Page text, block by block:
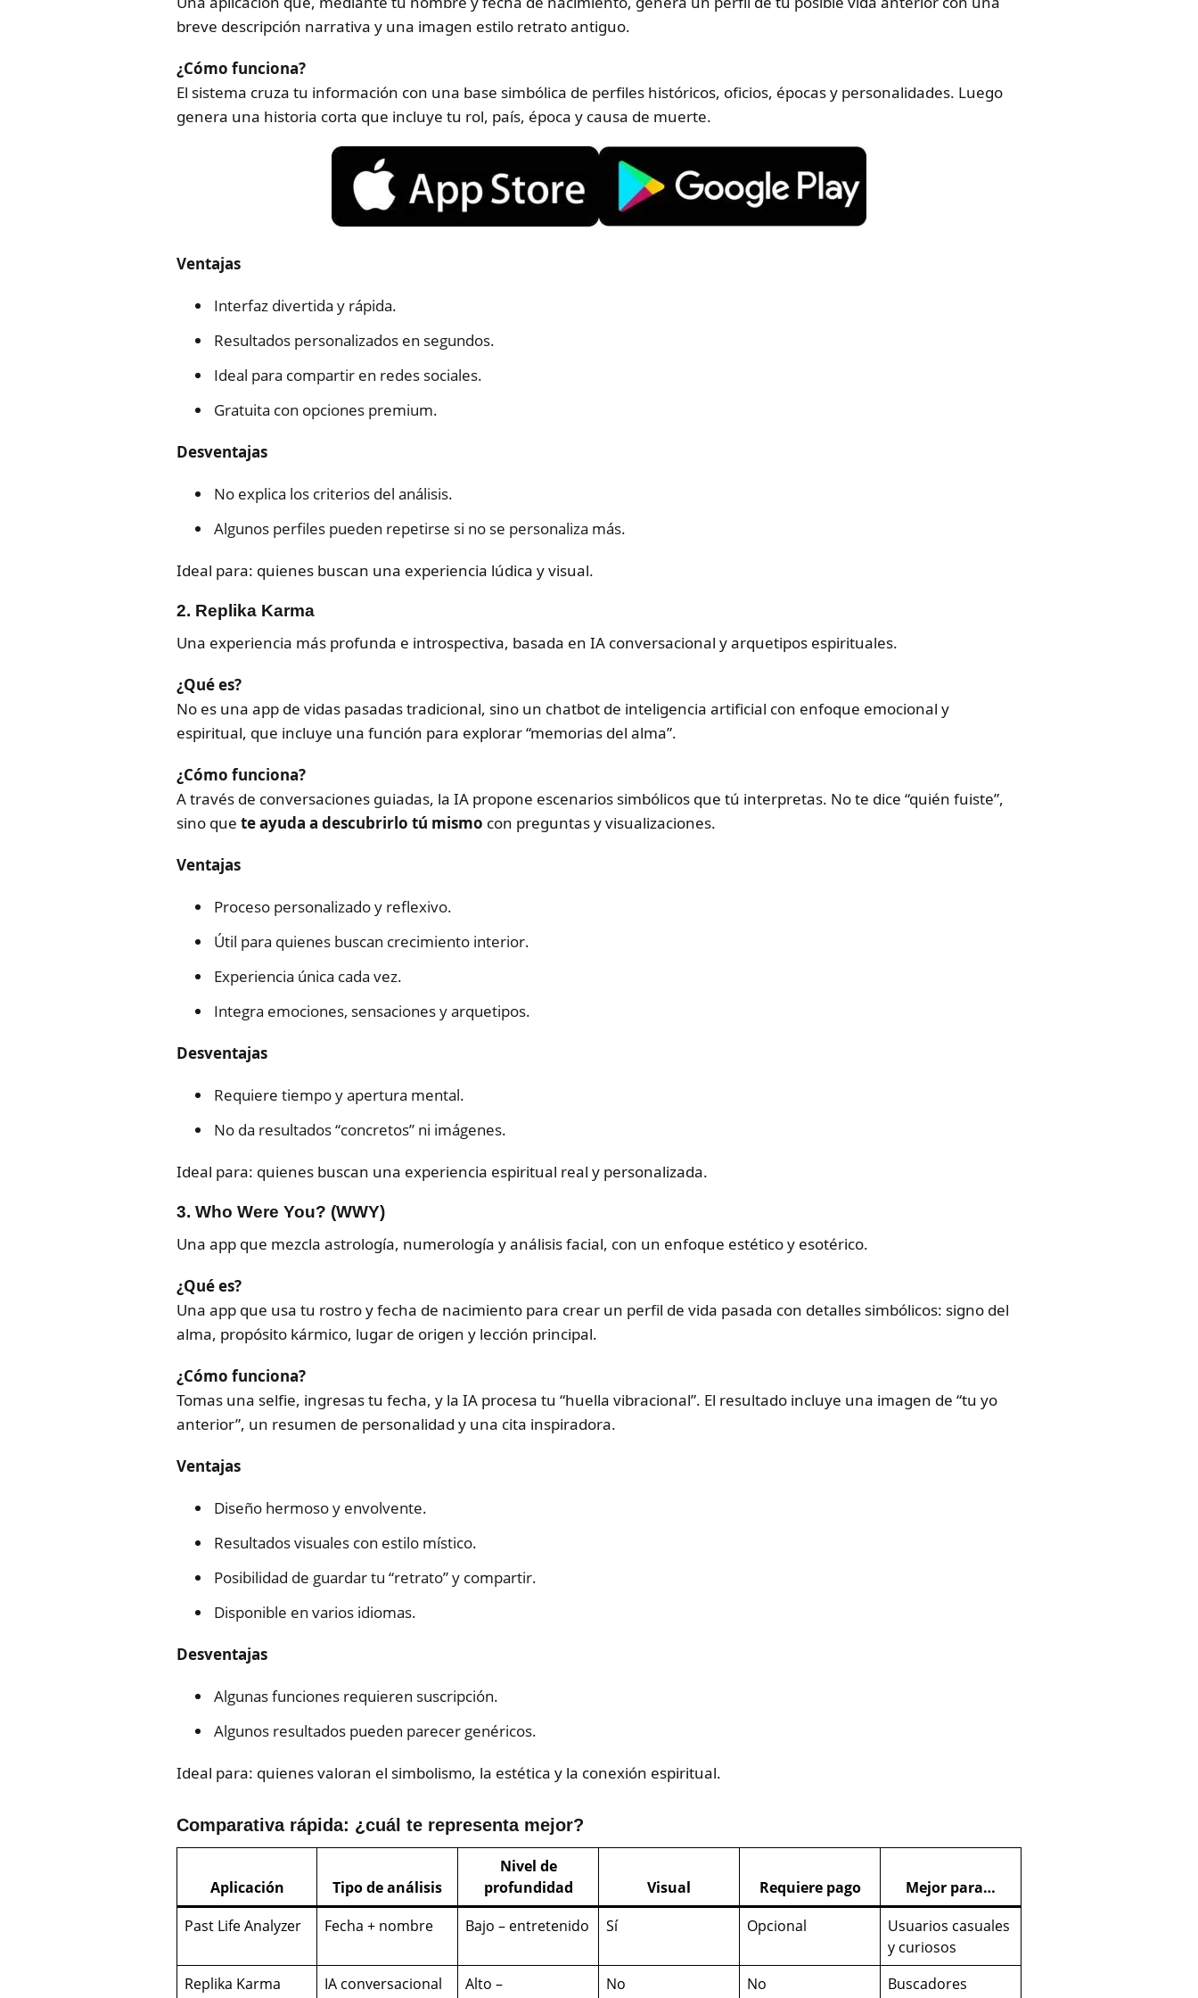
breve descripción narrativa y una imagen estilo retrato antiguo.
¿Cómo funciona?
El sistema cruza tu información con una base simbólica de perfiles históricos, oficios, épocas y personalidades. Luego
genera una historia corta que incluye tu rol, país, época y causa de muerte.
Ventajas
Interfaz divertida y rápida.
Resultados personalizados en segundos.
Ideal para compartir en redes sociales.
Gratuita con opciones premium.
Desventajas
No explica los criterios del análisis.
Algunos perfiles pueden repetirse si no se personaliza más.
Ideal para: quienes buscan una experiencia lúdica y visual.
2. Replika Karma
Una experiencia más profunda e introspectiva, basada en IA conversacional y arquetipos espirituales.
¿Qué es?
No es una app de vidas pasadas tradicional, sino un chatbot de inteligencia artificial con enfoque emocional y
espiritual, que incluye una función para explorar “memorias del alma”.
¿Cómo funciona?
A través de conversaciones guiadas, la IA propone escenarios simbólicos que tú interpretas. No te dice “quién fuiste”,
sino que te ayuda a descubrirlo tú mismo con preguntas y visualizaciones.
Ventajas
Proceso personalizado y reflexivo.
Útil para quienes buscan crecimiento interior.
Experiencia única cada vez.
Integra emociones, sensaciones y arquetipos.
Desventajas
Requiere tiempo y apertura mental.
No da resultados “concretos” ni imágenes.
Ideal para: quienes buscan una experiencia espiritual real y personalizada.
3. Who Were You? (WWY)
Una app que mezcla astrología, numerología y análisis facial, con un enfoque estético y esotérico.
¿Qué es?
Una app que usa tu rostro y fecha de nacimiento para crear un perfil de vida pasada con detalles simbólicos: signo del
alma, propósito kármico, lugar de origen y lección principal.
¿Cómo funciona?
Tomas una selfie, ingresas tu fecha, y la IA procesa tu “huella vibracional”. El resultado incluye una imagen de “tu yo
anterior”, un resumen de personalidad y una cita inspiradora.
Ventajas
Diseño hermoso y envolvente.
Resultados visuales con estilo místico.
Posibilidad de guardar tu “retrato” y compartir.
Disponible en varios idiomas.
Desventajas
Algunas funciones requieren suscripción.
Algunos resultados pueden parecer genéricos.
Ideal para: quienes valoran el simbolismo, la estética y la conexión espiritual.
Comparativa rápida: ¿cuál te representa mejor?
Aplicación Tipo de análisis
Nivel de
profundidad
Visual Requiere pago
Mejor para…
Past Life Analyzer
Fecha + nombre Bajo – entretenido Sí Opcional
Usuarios casuales
y curiosos
Replika Karma
IA conversacional
Alto –
No No
Buscadores